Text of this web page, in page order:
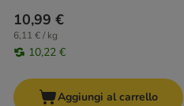
10,99 €
6,11 € / kg
10,22 €
Aggiungi al carrello